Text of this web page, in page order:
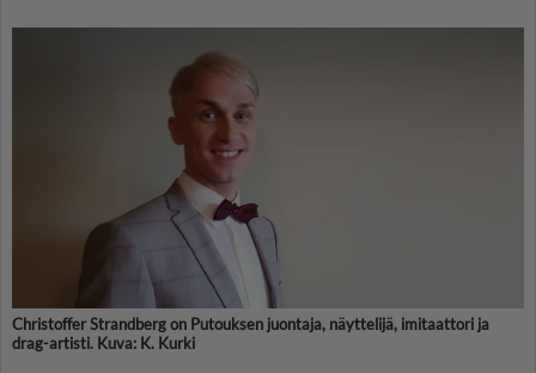
Christoffer Strandberg on Putouksen juontaja, näyttelijä, imitaattori ja
drag-artisti. Kuva: K. Kurki